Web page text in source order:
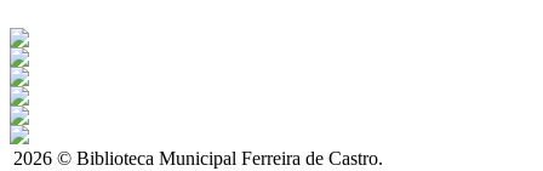
2026 © Biblioteca Municipal Ferreira de Castro.